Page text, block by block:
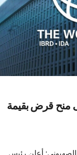
منح قرض بقيمة
أعلن رئيس